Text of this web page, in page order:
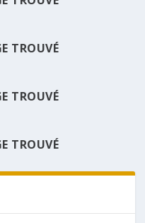
TROUVÉ
TROUVÉ
TROUVÉ